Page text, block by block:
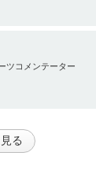
ツコメンテーター
る